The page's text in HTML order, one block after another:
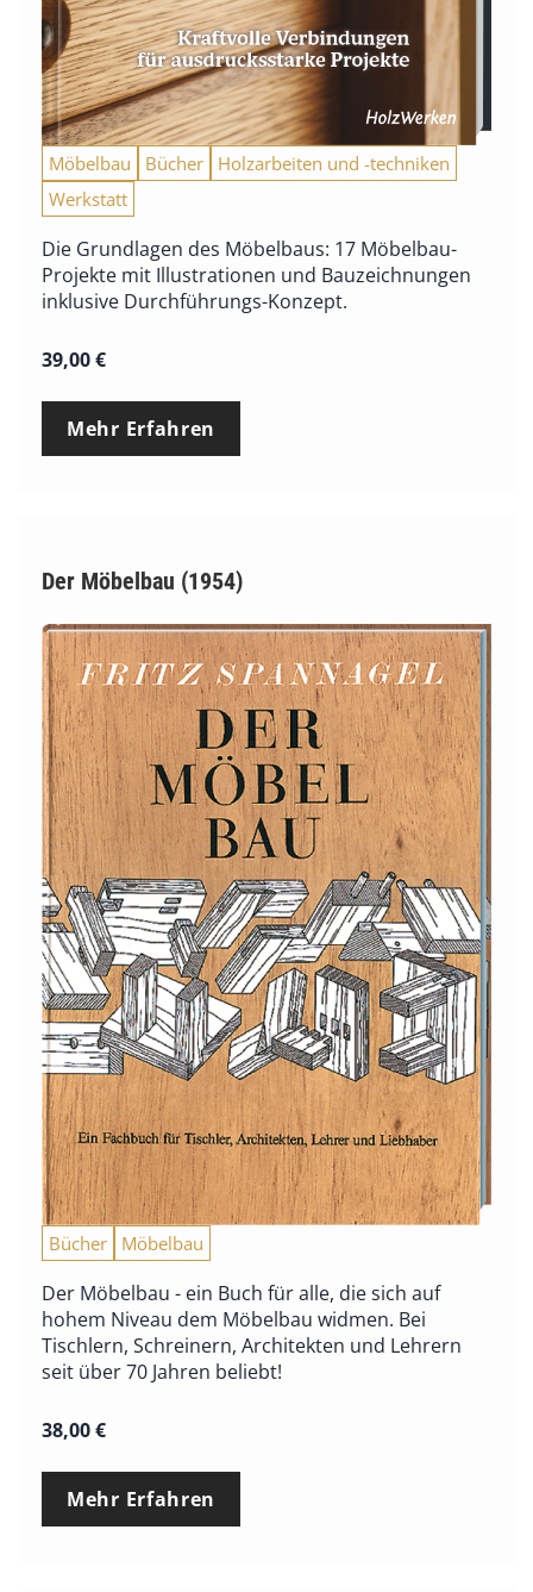
Möbelbau Bücher
Holzarbeiten und -techniken
Werkstatt
Die Grundlagen des Möbelbaus: 17 Möbelbau-
Projekte mit Illustrationen und Bauzeichnungen
inklusive Durchführungs-Konzept.
39,00€
Mehr Erfahren
Der Möbelbau (1954)
Bücher Möbelbau
Der Möbelbau - ein Buch für alle, die sich auf
hohem Niveau dem Möbelbau widmen. Bei
Tischlern, Schreinern, Architekten und Lehrern
seit über 70 Jahren beliebt!
38,00€
Mehr Erfahren